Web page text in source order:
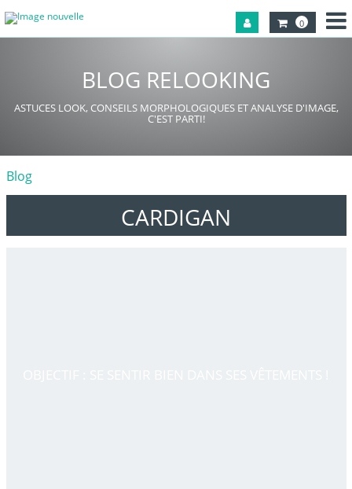
0
BLOG RELOOKING
ASTUCES LOOK, CONSEILS MORPHOLOGIQUES ET ANALYSE D'IMAGE,
C'EST PARTI!
Blog
CARDIGAN